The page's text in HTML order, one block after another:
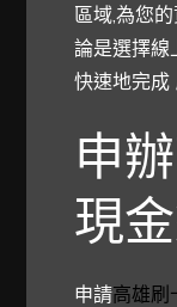
區域,為您
論是選擇線
快速地完成
申辦
現金
申請高雄刷